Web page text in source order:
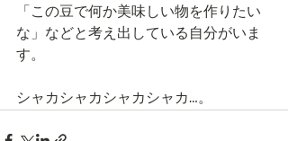
「この豆で何か美味しい物を作りたい
な」などと考え出している自分がいま
す。
シャカシャカシャカシャカ…。